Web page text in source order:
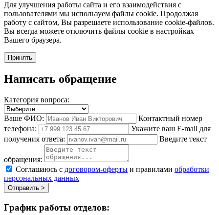
Для улучшения работы сайта и его взаимодействия с
пользователями мы используем файлы cookie. Продолжая
работу с сайтом, Вы разрешаете использование cookie-файлов.
Вы всегда можете отключить файлы cookie в настройках
Вашего браузера.
Принять
Написать обращение
Категория вопроса:
Ваше ФИО:
Контактный номер
телефона:
Укажите ваш E-mail для
получения ответа:
Введите текст
обращения:
Соглашаюсь с договором-оферты и правилами обработки
персональных данных
Отправить >
График работы отделов: